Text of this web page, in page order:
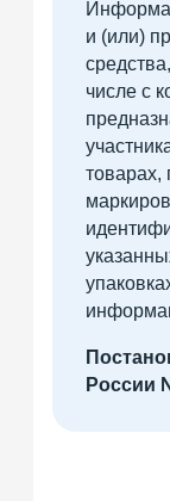
и (или)
числе с
товарах,
России